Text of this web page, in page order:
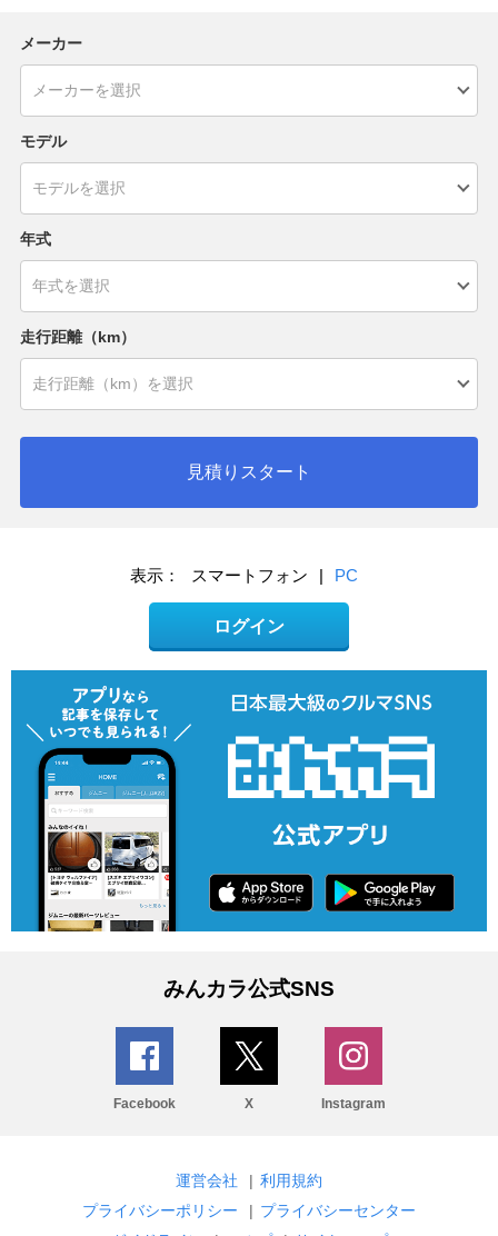
メーカー
モデル
年式
走行距離（km）
見積りスタート
表示： スマートフォン | PC
ログイン
みんカラ公式SNS
Facebook X Instagram
運営会社 | 利用規約
プライバシーポリシー
| プライバシーセンター